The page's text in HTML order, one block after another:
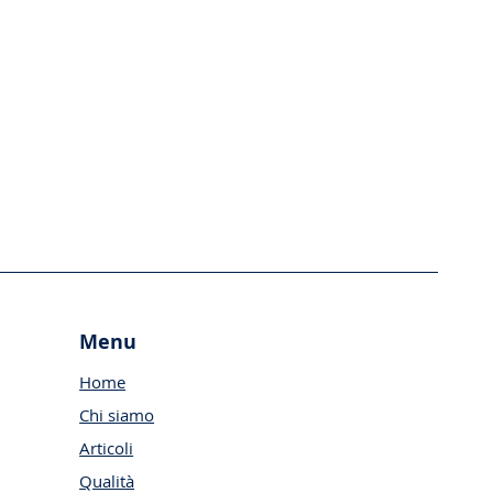
Menu
Home
Chi siamo
Articoli
Qualità